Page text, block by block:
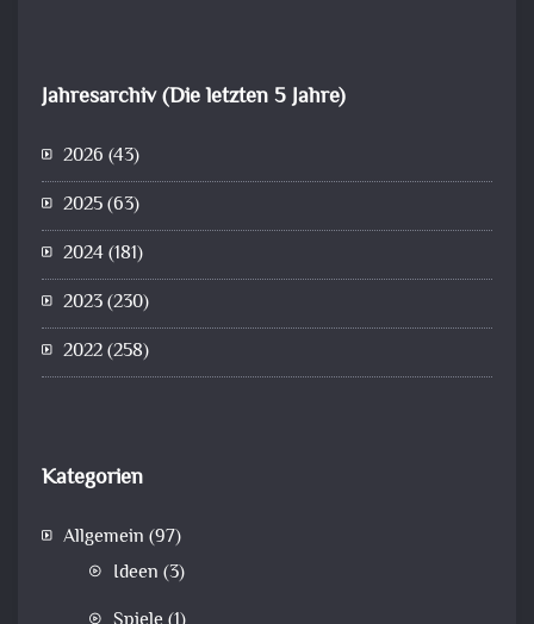
Jahresarchiv (Die letzten 5 Jahre)
2026 (43)
2025(63)
2024(181)
2023(230)
2022(258)
Kategorien
Allgemein (97)
Ideen (3)